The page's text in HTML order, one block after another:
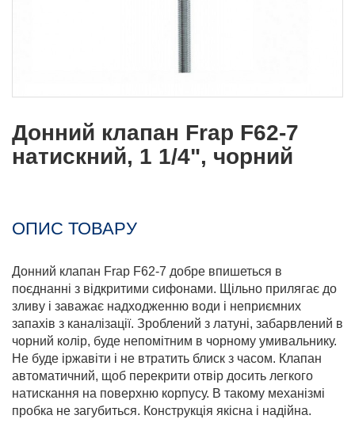
Донний клапан Frap F62-7
натискний, 1 1/4", чорний
ОПИС ТОВАРУ
Донний клапан Frap F62-7 добре впишеться в
поєднанні з відкритими сифонами. Щільно прилягає до
зливу і заважає надходженню води і неприємних
запахів з каналізації. Зроблений з латуні, забарвлений в
чорний колір, буде непомітним в чорному умивальнику.
Не буде іржавіти і не втратить блиск з часом. Клапан
автоматичний, щоб перекрити отвір досить легкого
натискання на поверхню корпусу. В такому механізмі
пробка не загубиться. Конструкція якісна і надійна.